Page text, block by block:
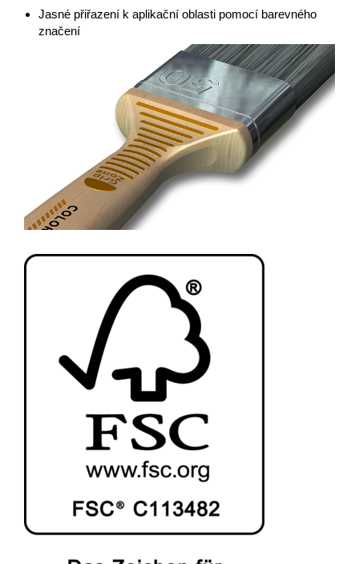
Jasné přiřazení k aplikační oblasti pomocí barevného
značení